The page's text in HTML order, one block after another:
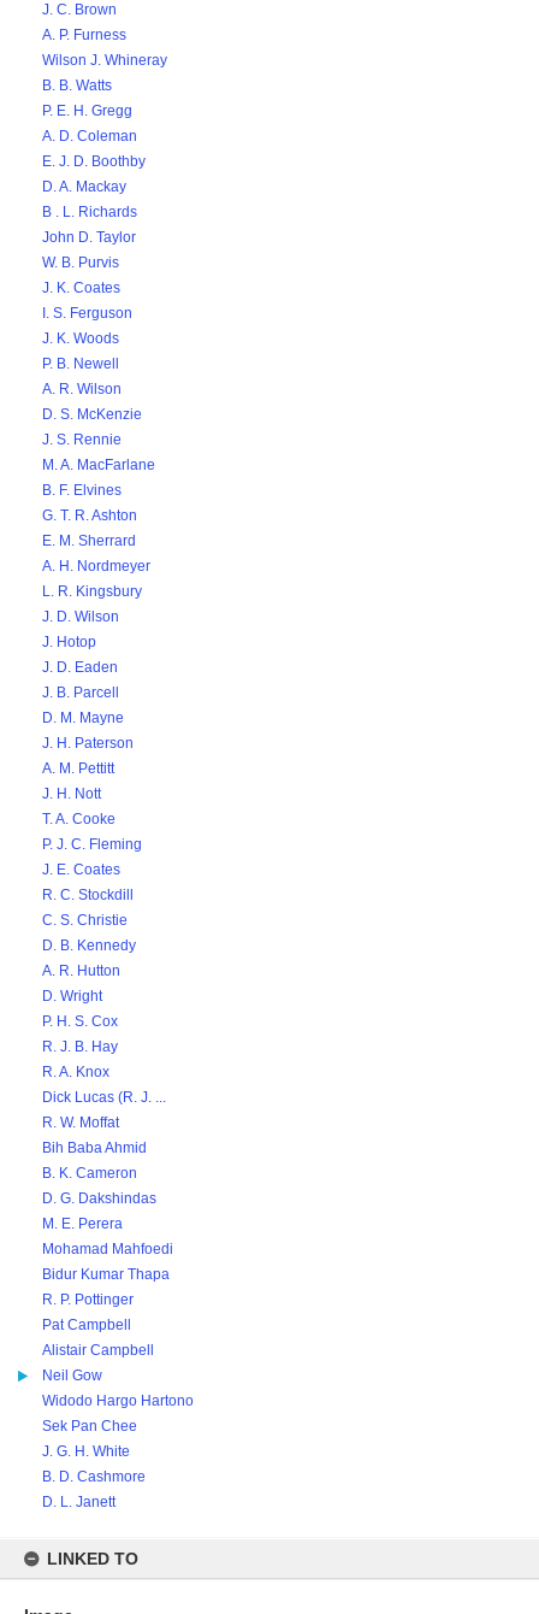
J. C. Brown
A. P. Furness
Wilson J. Whineray
B. B. Watts
P. E. H. Gregg
A. D. Coleman
E. J. D. Boothby
D. A. Mackay
B . L. Richards
John D. Taylor
W. B. Purvis
J. K. Coates
I. S. Ferguson
J. K. Woods
P. B. Newell
A. R. Wilson
D. S. McKenzie
J. S. Rennie
M. A. MacFarlane
B. F. Elvines
G. T. R. Ashton
E. M. Sherrard
A. H. Nordmeyer
L. R. Kingsbury
J. D. Wilson
J. Hotop
J. D. Eaden
J. B. Parcell
D. M. Mayne
J. H. Paterson
A. M. Pettitt
J. H. Nott
T. A. Cooke
P. J. C. Fleming
J. E. Coates
R. C. Stockdill
C. S. Christie
D. B. Kennedy
A. R. Hutton
D. Wright
P. H. S. Cox
R. J. B. Hay
R. A. Knox
Dick Lucas (R. J. ...
R. W. Moffat
Bih Baba Ahmid
B. K. Cameron
D. G. Dakshindas
M. E. Perera
Mohamad Mahfoedi
Bidur Kumar Thapa
R. P. Pottinger
Pat Campbell
Alistair Campbell
Neil Gow
Widodo Hargo Hartono
Sek Pan Chee
J. G. H. White
B. D. Cashmore
D. L. Janett
LINKED TO